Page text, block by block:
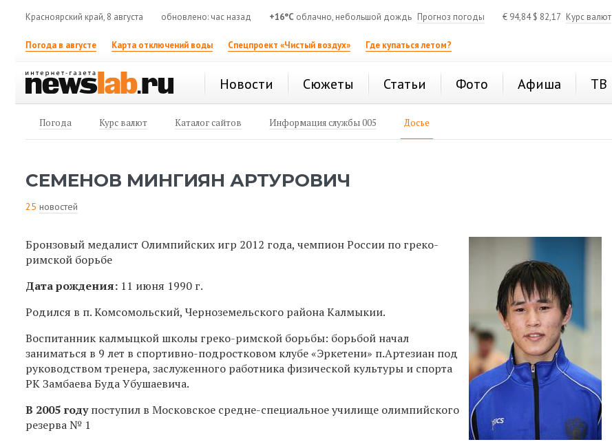
Красноярский край, 8 августа обновлено: час назад +16°C облачно, небольшой дождь Прогноз погоды € 94,84$ 82,17 Курс валют
Погода в августе Карта отключений воды Спецпроект «Чистый воздух» Где купаться летом?
Новости Сюжеты Статьи Фото Афиша ТВ
Погода Курс валют Каталог сайтов Информация службы 005 Досье
СЕМЕНОВ МИНГИЯН АРТУРОВИЧ
25 новостей
Бронзовый медалист Олимпийских игр 2012 года, чемпион России по греко-
римской борьбе
Дата рождения: 11 июня 1990 г.
Родился в п. Комсомольский, Черноземельского района Калмыкии.
Воспитанник калмыцкой школы греко-римской борьбы: борьбой начал
заниматься в 9 лет в спортивно-подростковом клубе «Эркетени» п.Артезиан под
руководством тренера, заслуженного работника физической культуры и спорта
РК Замбаева Буда Убушаевича.
В 2005 годупоступил в Московское средне-специальное училище олимпийского
резерва № 1